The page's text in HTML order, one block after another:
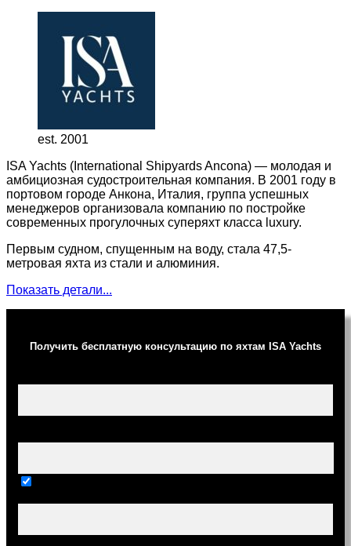
est. 2001
ISA Yachts (International Shipyards Ancona) — молодая и
амбициозная судостроительная компания. В 2001 году в
портовом городе Анкона, Италия, группа успешных
менеджеров организовала компанию по постройке
современных прогулочных суперяхт класса luxury.
Первым судном, спущенным на воду, стала 47,5-
метровая яхта из стали и алюминия.
Показать детали...
Получить бесплатную консультацию по яхтам ISA Yachts